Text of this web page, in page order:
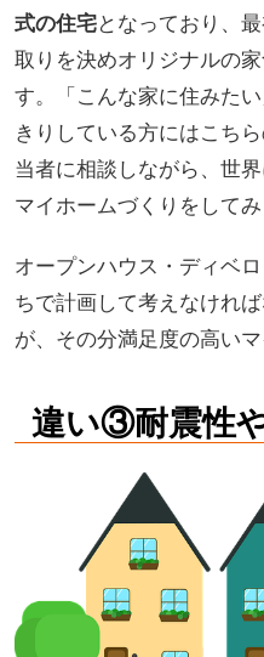
式の住宅となっており、
取りを決めオリジナルの
す。「こんな家に住みた
きりしている方にはこち
当者に相談しながら、世
マイホームづくりをしてみ
オープンハウス・ディベ
ちで計画して考えなけれ
が、その分満足度の高い
違い③耐震性